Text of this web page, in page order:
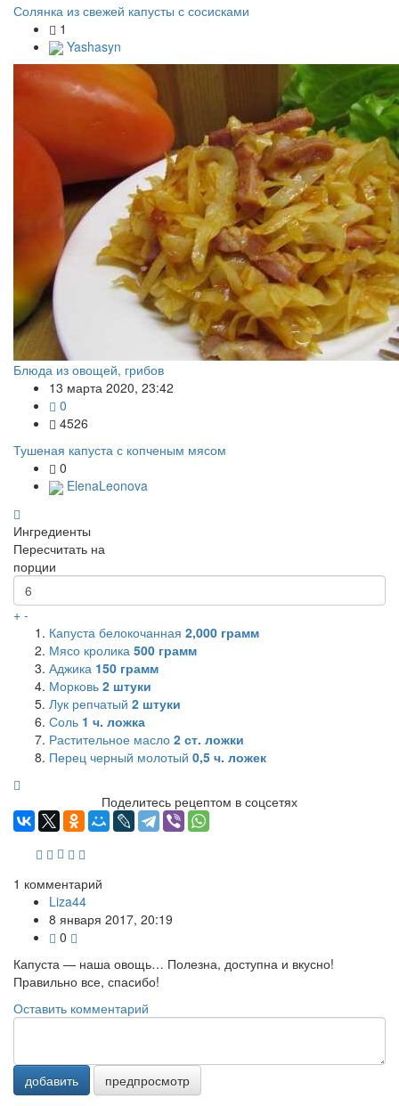
Солянка из свежей капусты с сосисками
1
Yashasyn
Блюда из овощей, грибов
13 марта 2020, 23:42
0
4526
Тушеная капуста с копченым мясом
0
ElenaLeonova
Ингредиенты
Пересчитать на
порции
+ -
Капуста белокочанная 2,000 грамм
Мясо кролика 500 грамм
Аджика 150 грамм
Морковь 2 штуки
Лук репчатый 2 штуки
Соль 1 ч. ложка
Растительное масло 2 ст. ложки
Перец черный молотый 0,5 ч. ложек
Поделитесь рецептом в соцсетях
1 комментарий
Liza44
8 января 2017, 20:19
0
Капуста — наша овощь… Полезна, доступна и вкусно!
Правильно все, спасибо!
Оставить комментарий
добавить предпросмотр